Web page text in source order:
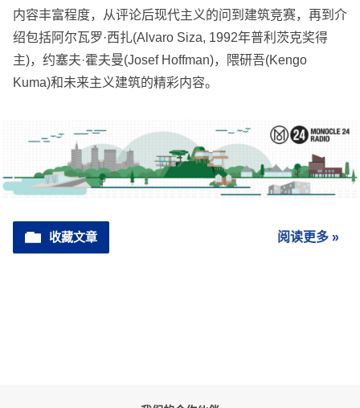
内容丰富程度，从评论后现代主义的问到建筑竞赛，再到介
绍包括阿尔瓦罗·西扎(Alvaro Siza, 1992年普利茨克奖得
主)，约塞夫·霍夫曼(Josef Hoffman)，隈研吾(Kengo
Kuma)和未来主义建筑的精彩内容。
收藏文章 阅读更多 »